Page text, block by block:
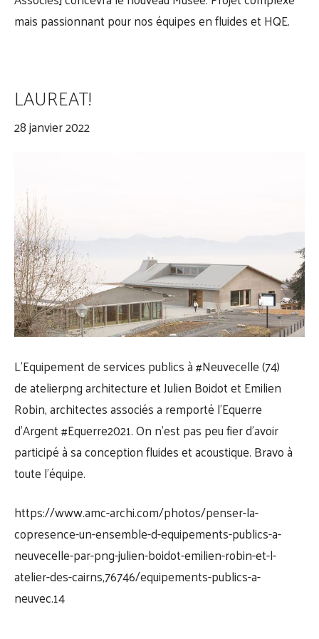
mais passionnant pour nos équipes en fluides et HQE.
LAUREAT!
28 janvier 2022
L’Equipement de services publics à#Neuvecelle(74)
deatelierpng architectureet Julien Boidot et Emilien
Robin, architectes associés a remporté l’Equerre
d’Argent#Equerre2021. On n’est pas peu fier d’avoir
participé à sa conception fluides et acoustique. Bravo à
toute l’équipe.
https://www.amc-archi.com/photos/penser-la-
copresence-un-ensemble-d-equipements-publics-a-
neuvecelle-par-png-julien-boidot-emilien-robin-et-l-
atelier-des-cairns,76746/equipements-publics-a-
neuvec.14